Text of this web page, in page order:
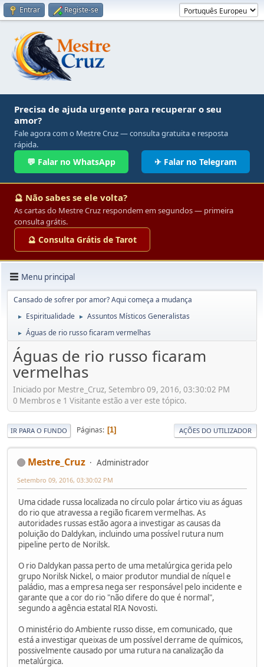
Entrar Registe-se
Precisa de ajuda urgente para recuperar o seu
amor?
Fale agora com o Mestre Cruz — consulta gratuita e resposta
rápida.
💬 Falar no WhatsApp ✈ Falar no Telegram
🔮 Não sabes se ele volta?
As cartas do Mestre Cruz respondem em segundos — primeira
consulta grátis.
🔮 Consulta Grátis de Tarot
Menu principal
Cansado de sofrer por amor? Aqui começa a mudança
► Espiritualidade ► Assuntos Místicos Generalistas
► Águas de rio russo ficaram vermelhas
Águas de rio russo ficaram
vermelhas
Iniciado por Mestre_Cruz, Setembro 09, 2016, 03:30:02 PM
0 Membros e 1 Visitante estão a ver este tópico.
IR PARA O FUNDO Páginas 1 AÇÕES DO UTILIZADOR
Mestre_Cruz Administrador
Setembro 09, 2016, 03:30:02 PM
Uma cidade russa localizada no círculo polar ártico viu as águas
do rio que atravessa a região ficarem vermelhas. As
autoridades russas estão agora a investigar as causas da
poluição do Daldykan, incluindo uma possível rutura num
pipeline perto de Norilsk.
O rio Daldykan passa perto de uma metalúrgica gerida pelo
grupo Norilsk Nickel, o maior produtor mundial de níquel e
paládio, mas a empresa nega ser responsável pelo incidente e
garante que a cor do rio "não difere do que é normal",
segundo a agência estatal RIA Novosti.
O ministério do Ambiente russo disse, em comunicado, que
está a investigar queixas de um possível derrame de químicos,
possivelmente causado por uma rutura na canalização da
metalúrgica.